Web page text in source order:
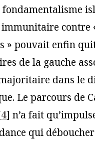
contre
» pouvait enfin
de la gauche
dans le
Le parcours de
4] n’a fait
qui